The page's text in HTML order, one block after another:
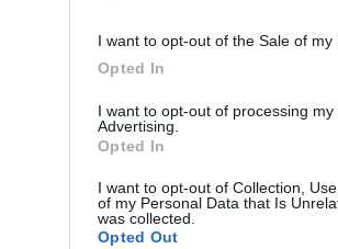
I want to opt-out of the Sale of my
Opted In
I want to opt-out of processing
Advertising.
Opted In
I want to opt-out of Collection,
of my Personal Data that Is
was collected.
Opted Out